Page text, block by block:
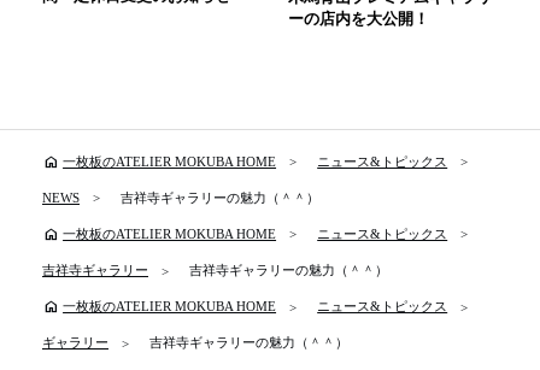
ーの店内を大公開！
home 一枚板のATELIER MOKUBA HOME ニュース&トピックス
NEWS 吉祥寺ギャラリーの魅力（＾＾）
home 一枚板のATELIER MOKUBA HOME ニュース&トピックス
吉祥寺ギャラリー 吉祥寺ギャラリーの魅力（＾＾）
home 一枚板のATELIER MOKUBA HOME ニュース&トピックス
ギャラリー 吉祥寺ギャラリーの魅力（＾＾）